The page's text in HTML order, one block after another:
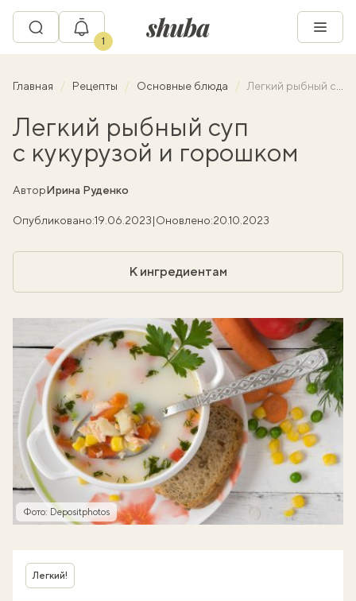
1
Главная Рецепты Основные блюда Легкий рыбный суп с кукурузой и горошком
Легкий рыбный суп
с кукурузой и горошком
АвторИрина Руденко
Опубликовано:19.06.2023|Оновлено:20.10.2023
К ингредиентам
Фото: Depositphotos
Легкий!